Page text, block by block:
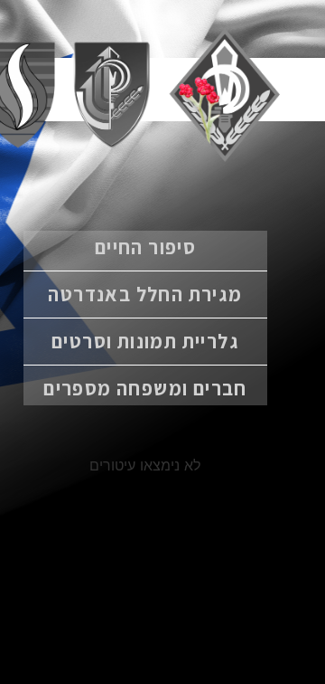
סיפור החיים
מגירת החלל באנדרטה
גלריית תמונות וסרטים
חברים ומשפחה מספרים
לא נימצאו עיטורים